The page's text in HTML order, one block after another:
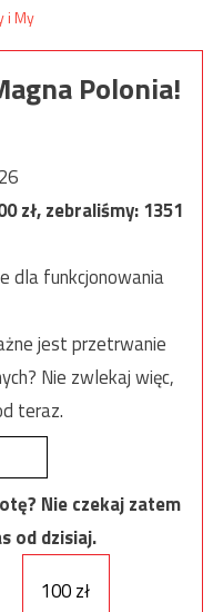
Polonia!
zł, zebraliśmy:1351
dla funkcjonowania
jest przetrwanie
Nie zwlekaj więc,
teraz.
Nie czekaj zatem
od dzisiaj.
100 zł